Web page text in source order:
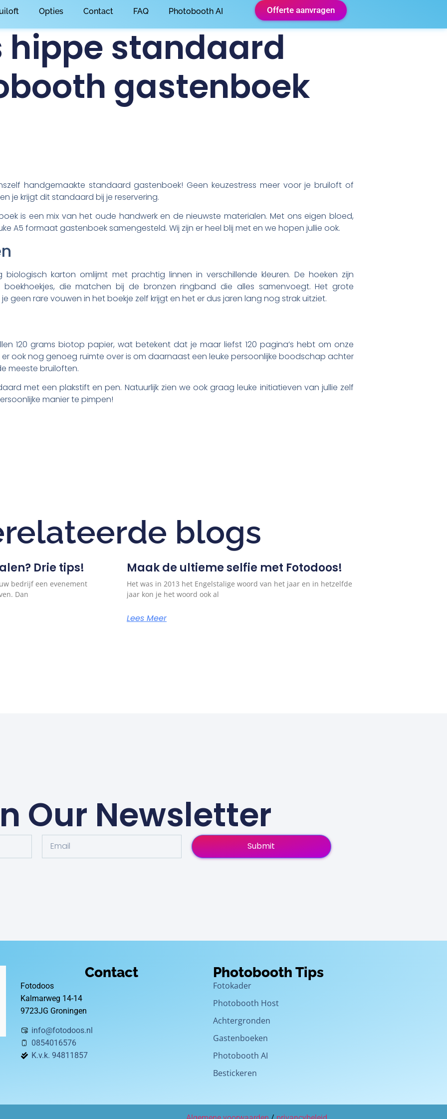
Opties Contact FAQ Photobooth AI Offerte aanvragen
hippe standaard
gastenboek
handgemaakte standaard gastenboek! Geen keuzestress meer voor je bruiloft of
je krijgt dit standaard bij je reservering.
is een mix van het oude handwerk en de nieuwste materialen. Met ons eigen bloed,
A5 formaat gastenboek samengesteld. Wij zijn er heel blij met en we hopen jullie ook.
karton omlijmt met prachtig linnen in verschillende kleuren. De hoeken zijn
die matchen bij de bronzen ringband die alles samenvoegt. Het grote
geen rare vouwen in het boekje zelf krijgt en het er dus jaren lang nog strak uitziet.
120 grams biotop papier, wat betekent dat je maar liefst 120 pagina’s hebt om onze
ook nog genoeg ruimte over is om daarnaast een leuke persoonlijke boodschap achter
meeste bruiloften.
met een plakstift en pen. Natuurlijk zien we ook graag leuke initiatieven van jullie zelf
manier te pimpen!
blogs
Drie tips!
bedrijf een evenement
Dan
Maak de ultieme selfie met Fotodoos!
Het was in 2013 het Engelstalige woord van het jaar en in hetzelfde
jaar kon je het woord ook al
Lees Meer
Our Newsletter
Submit
Contact
Fotodoos
Kalmarweg 14-14
9723JG Groningen
info@fotodoos.nl
0854016576
K.v.k. 94811857
Photobooth Tips
Fotokader
Photobooth Host
Achtergronden
Gastenboeken
Photobooth AI
Bestickeren